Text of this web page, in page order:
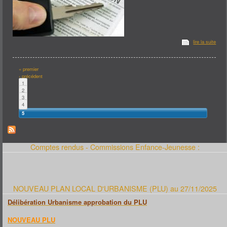
lire la suite
Pages
« premier
‹ précédent
1
2
3
4
5
Comptes rendus - Commissions Enfance-Jeunesse :
NOUVEAU PLAN LOCAL D'URBANISME (PLU) au 27/11/2025
Délibération Urbanisme approbation du PLU
NOUVEAU PLU